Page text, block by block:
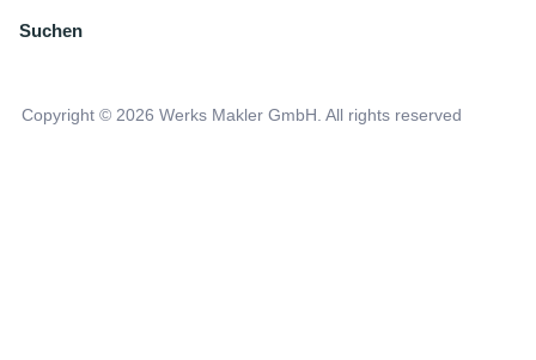
Suchen
Copyright © 2026 Werks Makler GmbH. All rights reserved